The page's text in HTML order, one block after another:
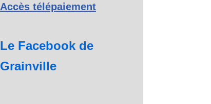
Accès télépaiement
Le Facebook de
Grainville